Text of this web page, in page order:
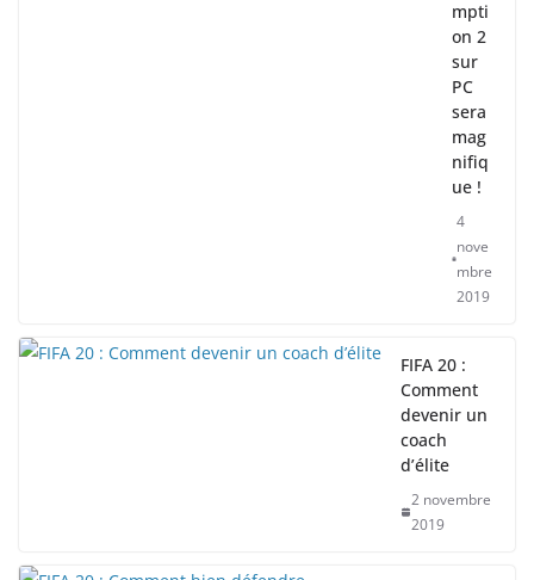
mpti
on 2
sur
PC
sera
mag
nifiq
ue !
4
nove
mbre
2019
FIFA 20 :
Comment
devenir un
coach
d’élite
2 novembre
2019